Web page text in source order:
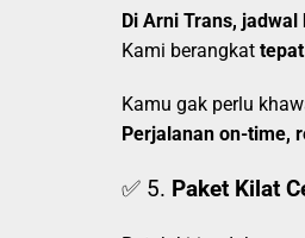
Di Arni Trans,
Kami berangkat
Kamu gak perlu
Perjalanan on-time,
✅ 5. Paket Kilat